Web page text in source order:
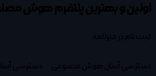
اولین و بهترین پلتفرمهوش
ثبت نام در خبرنامه
دسترسی آسان هوش مصنوعی دسترسی